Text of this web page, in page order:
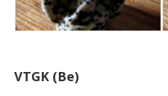
VTGK (Be)